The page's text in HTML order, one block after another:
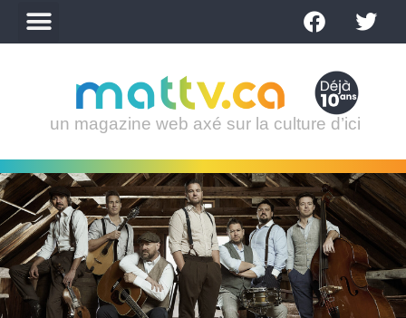
un magazine web axé sur la culture d’ici